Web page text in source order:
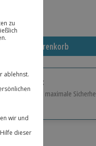
In den Warenkorb
Geschenk:
Flexibilität und maximale